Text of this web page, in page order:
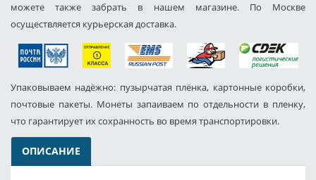
можете также забрать в нашем магазине. По Москве
осуществляется курьерская доставка.
Упаковываем надёжно: пузырчатая плёнка, картонные коробки,
почтовые пакеты. Монеты запаиваем по отдельности в пленку,
что гарантирует их сохранность во время транспортировки.
ОПИСАНИЕ